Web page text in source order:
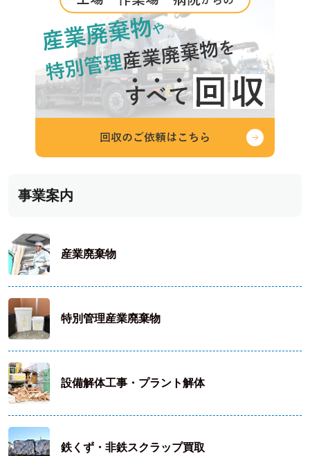
事業案内
産業廃棄物
特別管理産業廃棄物
設備解体工事・プラント解体
鉄くず・非鉄スクラップ買取